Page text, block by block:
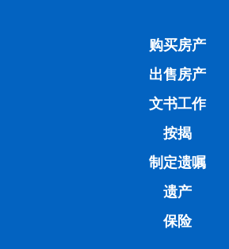
购买房产
出售房产
文书工作
按揭
制定遗嘱
遗产
保险